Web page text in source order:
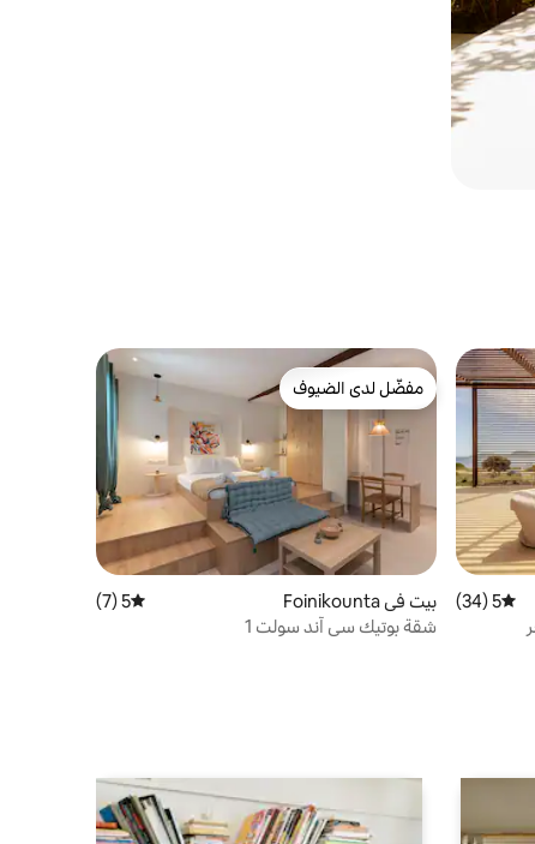
متوسط التقييم 5 من 5، 34 مراجعات
5 (34)
مفضّل لدى الضيوف
مفضّل لدى الضيوف
بيت في Foinikounta متوسط التقييم 5 من 5، 7 مراجعات
5 (7)
شقة بوتيك سي آند سولت 1